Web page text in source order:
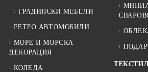
ГРАДИНСКИ МЕБЕЛИ
РЕТРО АВТОМОБИЛИ
МОРЕ И МОРСКА
ДЕКОРАЦИЯ
КОЛЕДА
ТЕКСТИЛ